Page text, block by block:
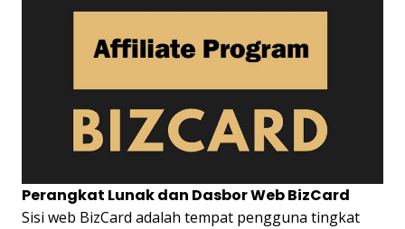
Perangkat Lunak dan Dasbor Web BizCard
Sisi web BizCard adalah tempat pengguna tingkat